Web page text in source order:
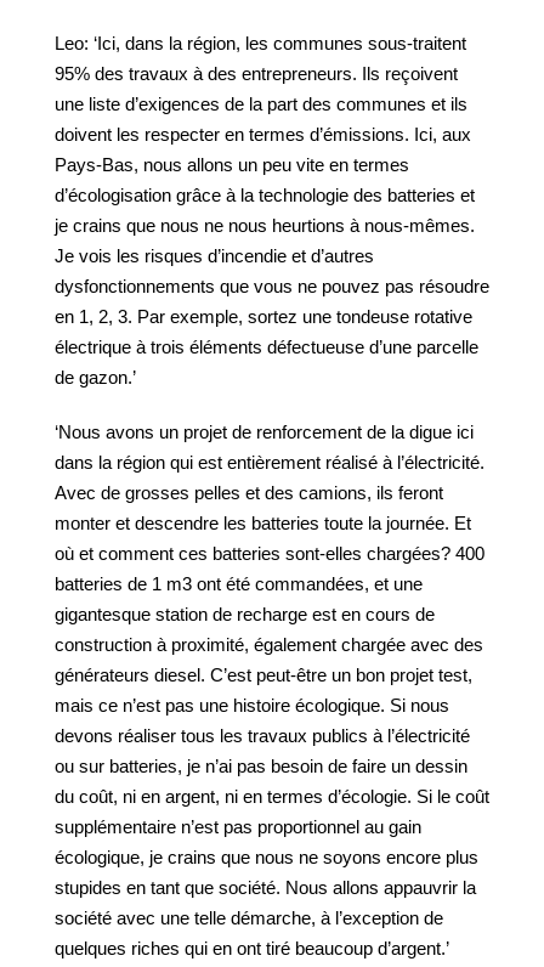
Leo: ‘Ici, dans la région, les communes sous-traitent
95% des travaux à des entrepreneurs. Ils reçoivent
une liste d’exigences de la part des communes et ils
doivent les respecter en termes d’émissions. Ici, aux
Pays-Bas, nous allons un peu vite en termes
d’écologisation grâce à la technologie des batteries et
je crains que nous ne nous heurtions à nous-mêmes.
Je vois les risques d’incendie et d’autres
dysfonctionnements que vous ne pouvez pas résoudre
en 1, 2, 3. Par exemple, sortez une tondeuse rotative
électrique à trois éléments défectueuse d’une parcelle
de gazon.’
‘Nous avons un projet de renforcement de la digue ici
dans la région qui est entièrement réalisé à l’électricité.
Avec de grosses pelles et des camions, ils feront
monter et descendre les batteries toute la journée. Et
où et comment ces batteries sont-elles chargées? 400
batteries de 1 m3 ont été commandées, et une
gigantesque station de recharge est en cours de
construction à proximité, également chargée avec des
générateurs diesel. C’est peut-être un bon projet test,
mais ce n’est pas une histoire écologique. Si nous
devons réaliser tous les travaux publics à l’électricité
ou sur batteries, je n’ai pas besoin de faire un dessin
du coût, ni en argent, ni en termes d’écologie. Si le coût
supplémentaire n’est pas proportionnel au gain
écologique, je crains que nous ne soyons encore plus
stupides en tant que société. Nous allons appauvrir la
société avec une telle démarche, à l’exception de
quelques riches qui en ont tiré beaucoup d’argent.’